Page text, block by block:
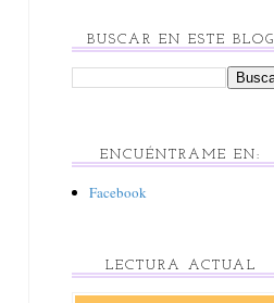
BUSCAR EN ESTE BLOG
ENCUÉNTRAME EN:
Facebook
LECTURA ACTUAL